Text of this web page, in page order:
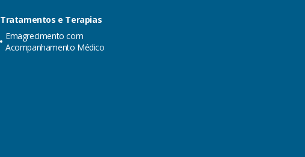
Tratamentos e Terapias
Emagrecimento com
Acompanhamento Médico